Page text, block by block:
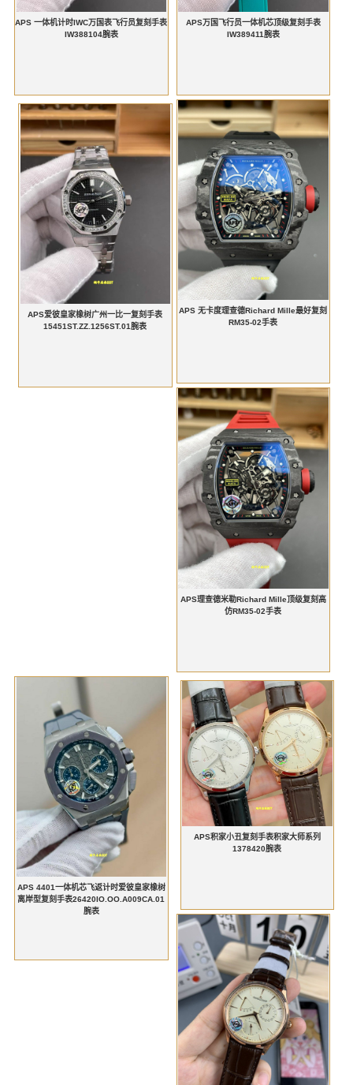
APS 一体机计时IWC万国表飞行员复刻手表
IW388104腕表
APS万国飞行员一体机芯顶级复刻手表
IW389411腕表
APS爱彼皇家橡树广州一比一复刻手表
15451ST.ZZ.1256ST.01腕表
APS 无卡度理查德Richard Mille最好复刻
RM35-02手表
APS理查德米勒Richard Mille顶级复刻高
仿RM35-02手表
APS 4401一体机芯飞返计时爱彼皇家橡树
离岸型复刻手表26420IO.OO.A009CA.01
腕表
APS积家小丑复刻手表积家大师系列
1378420腕表